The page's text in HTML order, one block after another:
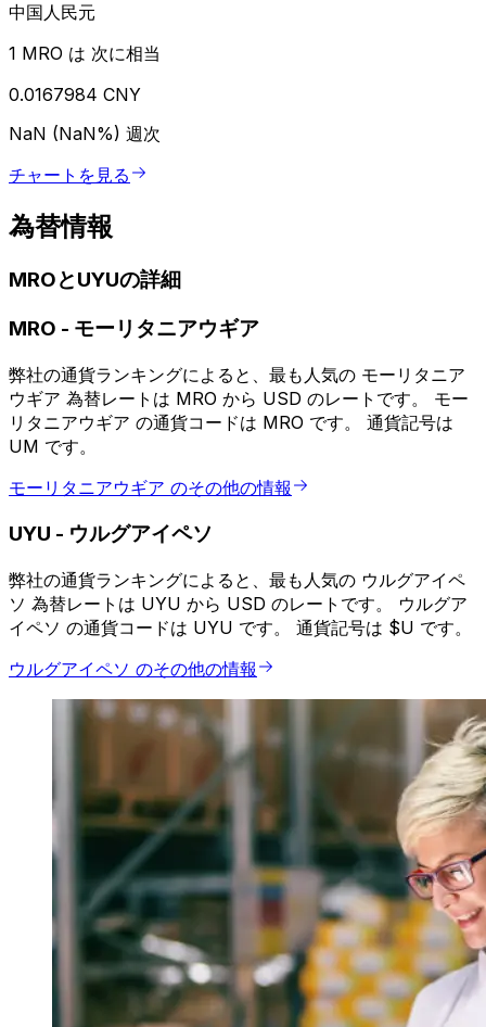
中国人民元
1 MRO は 次に相当
0.0167984 CNY
NaN (NaN%) 週次
チャートを見る
為替情報
MROとUYUの詳細
MRO - モーリタニアウギア
弊社の通貨ランキングによると、最も人気の モーリタニア
ウギア 為替レートは MRO から USD のレートです。 モー
リタニアウギア の通貨コードは MRO です。 通貨記号は
UM です。
モーリタニアウギア のその他の情報
UYU - ウルグアイペソ
弊社の通貨ランキングによると、最も人気の ウルグアイペ
ソ 為替レートは UYU から USD のレートです。 ウルグア
イペソ の通貨コードは UYU です。 通貨記号は $U です。
ウルグアイペソ のその他の情報